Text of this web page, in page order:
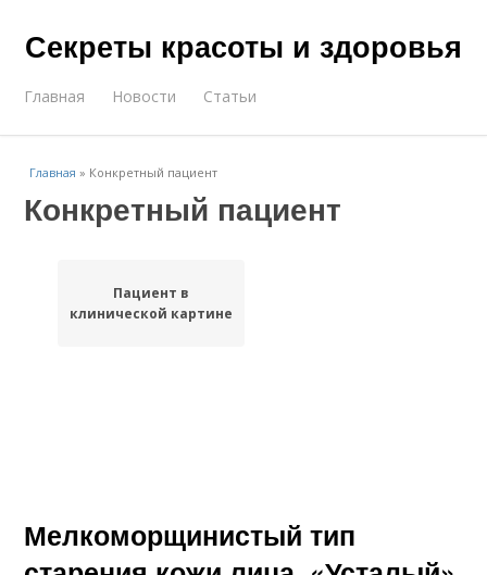
Секреты красоты и здоровья
Главная Новости Статьи
Главная » Конкретный пациент
Конкретный пациент
Пациент в
клинической картине
Мелкоморщинистый тип